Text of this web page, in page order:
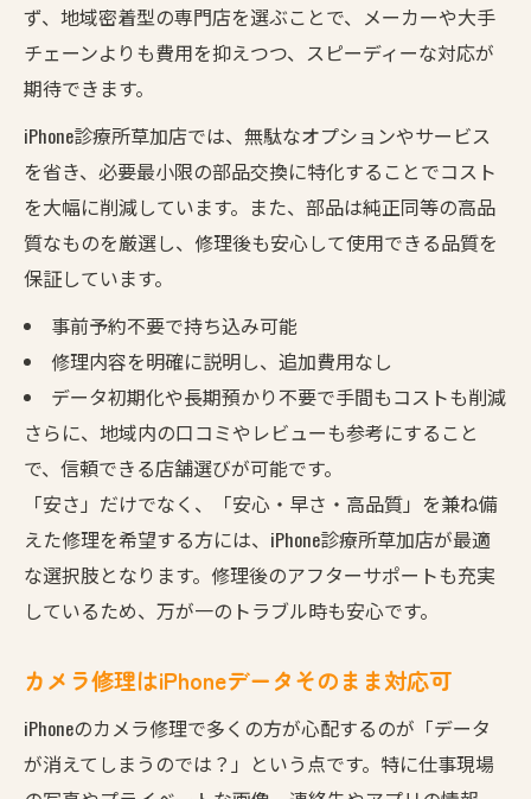
ず、地域密着型の専門店を選ぶことで、メーカーや大手
チェーンよりも費用を抑えつつ、スピーディーな対応が
期待できます。
iPhone診療所草加店では、無駄なオプションやサービス
を省き、必要最小限の部品交換に特化することでコスト
を大幅に削減しています。また、部品は純正同等の高品
質なものを厳選し、修理後も安心して使用できる品質を
保証しています。
事前予約不要で持ち込み可能
修理内容を明確に説明し、追加費用なし
データ初期化や長期預かり不要で手間もコストも削減
さらに、地域内の口コミやレビューも参考にすること
で、信頼できる店舗選びが可能です。
「安さ」だけでなく、「安心・早さ・高品質」を兼ね備
えた修理を希望する方には、iPhone診療所草加店が最適
な選択肢となります。修理後のアフターサポートも充実
しているため、万が一のトラブル時も安心です。
カメラ修理はiPhoneデータそのまま対応可
iPhoneのカメラ修理で多くの方が心配するのが「データ
が消えてしまうのでは？」という点です。特に仕事現場